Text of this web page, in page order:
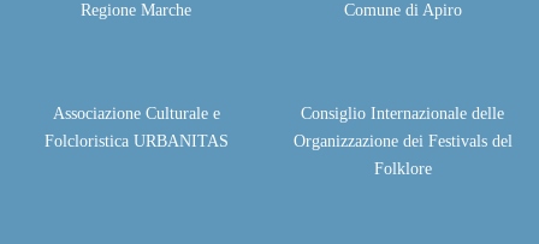
Regione Marche Comune di Apiro
Associazione Culturale e
Folcloristica URBANITAS
Consiglio Internazionale delle
Organizzazione dei Festivals del
Folklore